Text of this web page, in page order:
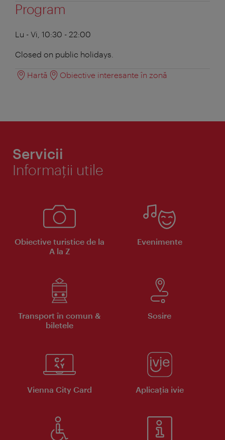
Program
Lu - Vi, 10:30 - 22:00
Closed on public holidays.
Hartă Obiective interesante în zonă
Servicii
Informaţii utile
Obiective turistice de la
A la Z
Evenimente
Transport în comun &
biletele
Sosire
Vienna City Card Aplicaţia ivie